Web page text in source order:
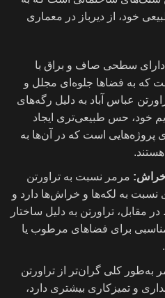
خود، از دیرباز در معماری
سطحی صاف و براق با
که به فضاها جلوه‌ای مجلل و
عباس آباد به دلیل رگه‌های
خود، حس طبیعی‌تری ایجاد
پروژه‌هایی است که در آن‌ها به
خراش: مرمر نسبت به تراورتن
به لکه‌ها و خراش‌ها دارد و
مقابل، تراورتن به دلیل ساختار
برای فضاهای مرطوب یا
به‌طور کلی گران‌تر از تراورتن
و تمیزکاری بیشتری دارد،